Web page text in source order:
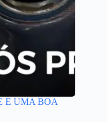
E UMA BOA